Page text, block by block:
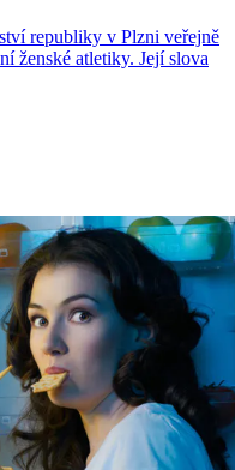
republiky v Plzni veřejně
ženské atletiky. Její slova